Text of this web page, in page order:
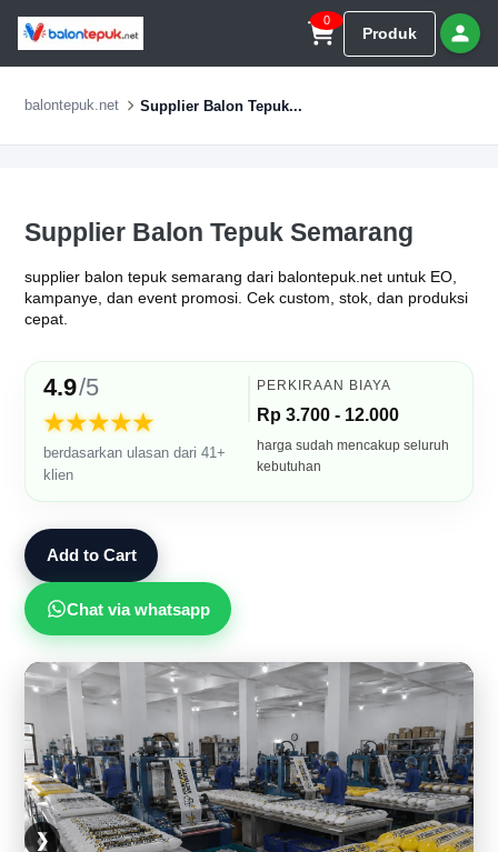
0
Produk
balontepuk.net Supplier Balon Tepuk...
Supplier Balon Tepuk Semarang
supplier balon tepuk semarang dari balontepuk.net untuk EO,
kampanye, dan event promosi. Cek custom, stok, dan produksi
cepat.
4.9/5
★★★★★
berdasarkan ulasan dari 41+
klien
PERKIRAAN BIAYA
Rp 3.700 - 12.000
harga sudah mencakup seluruh
kebutuhan
Add to Cart
Chat via whatsapp
❮
❯